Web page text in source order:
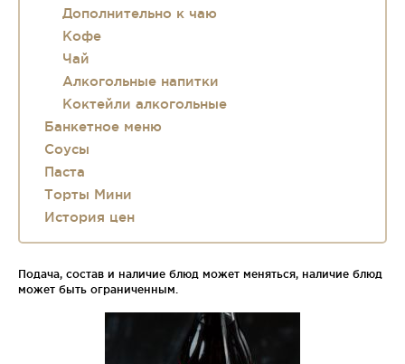
Дополнительно к чаю
Кофе
Чай
Алкогольные напитки
Коктейли алкогольные
Банкетное меню
Соусы
Паста
Торты Мини
История цен
Подача, состав и наличие блюд может меняться, наличие блюд
может быть ограниченным.